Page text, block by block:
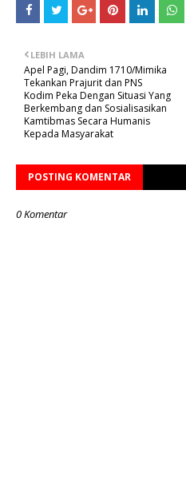
LEBIH LAMA
Apel Pagi, Dandim 1710/Mimika
Tekankan Prajurit dan PNS
Kodim Peka Dengan Situasi Yang
Berkembang dan Sosialisasikan
Kamtibmas Secara Humanis
Kepada Masyarakat
POSTING KOMENTAR
0 Komentar